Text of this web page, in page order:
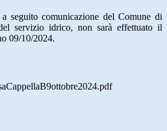
seguito comunicazione del Comune di
servizio idrico, non sarà effettuato il
09/10/2024.